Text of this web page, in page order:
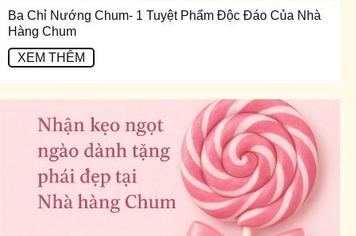
Ba Chỉ Nướng Chum- 1 Tuyệt Phẩm Độc Đáo Của Nhà
Hàng Chum
XEM THÊM